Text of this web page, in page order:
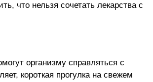
что нельзя сочетать лекарства с
организму справляться с
короткая прогулка на свежем